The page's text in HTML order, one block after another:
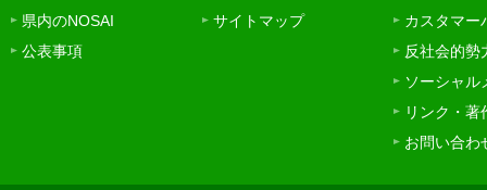
県内のNOSAI
公表事項
サイトマップ
カスタマー
反社会的勢
ソーシャル
リンク・著
お問い合わ